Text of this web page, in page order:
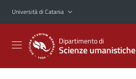
Vai al contenuto principale
Vai al menu di navigazione
Università di Catania
Dipartimento di
Scienze umanistiche